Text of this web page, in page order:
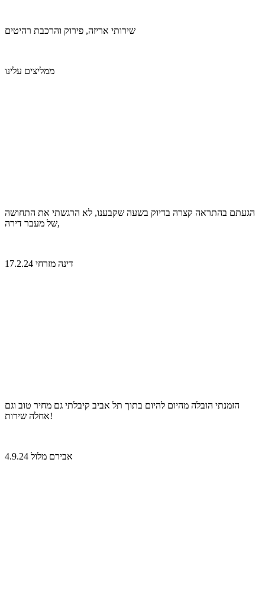
שירותי אריזה, פירוק והרכבת רהיטים
ממליצים עלינו
הגעתם בהתראה קצרה בדיוק בשעה שקבענו, לא הרגשתי את התחושה
של מעבר דירה,
דינה מזרחי 17.2.24
הזמנתי הובלה מהיום להיום בתוך תל אביב קיבלתי גם מחיר טוב וגם
אחלה שירות!
אבירם מלול 4.9.24